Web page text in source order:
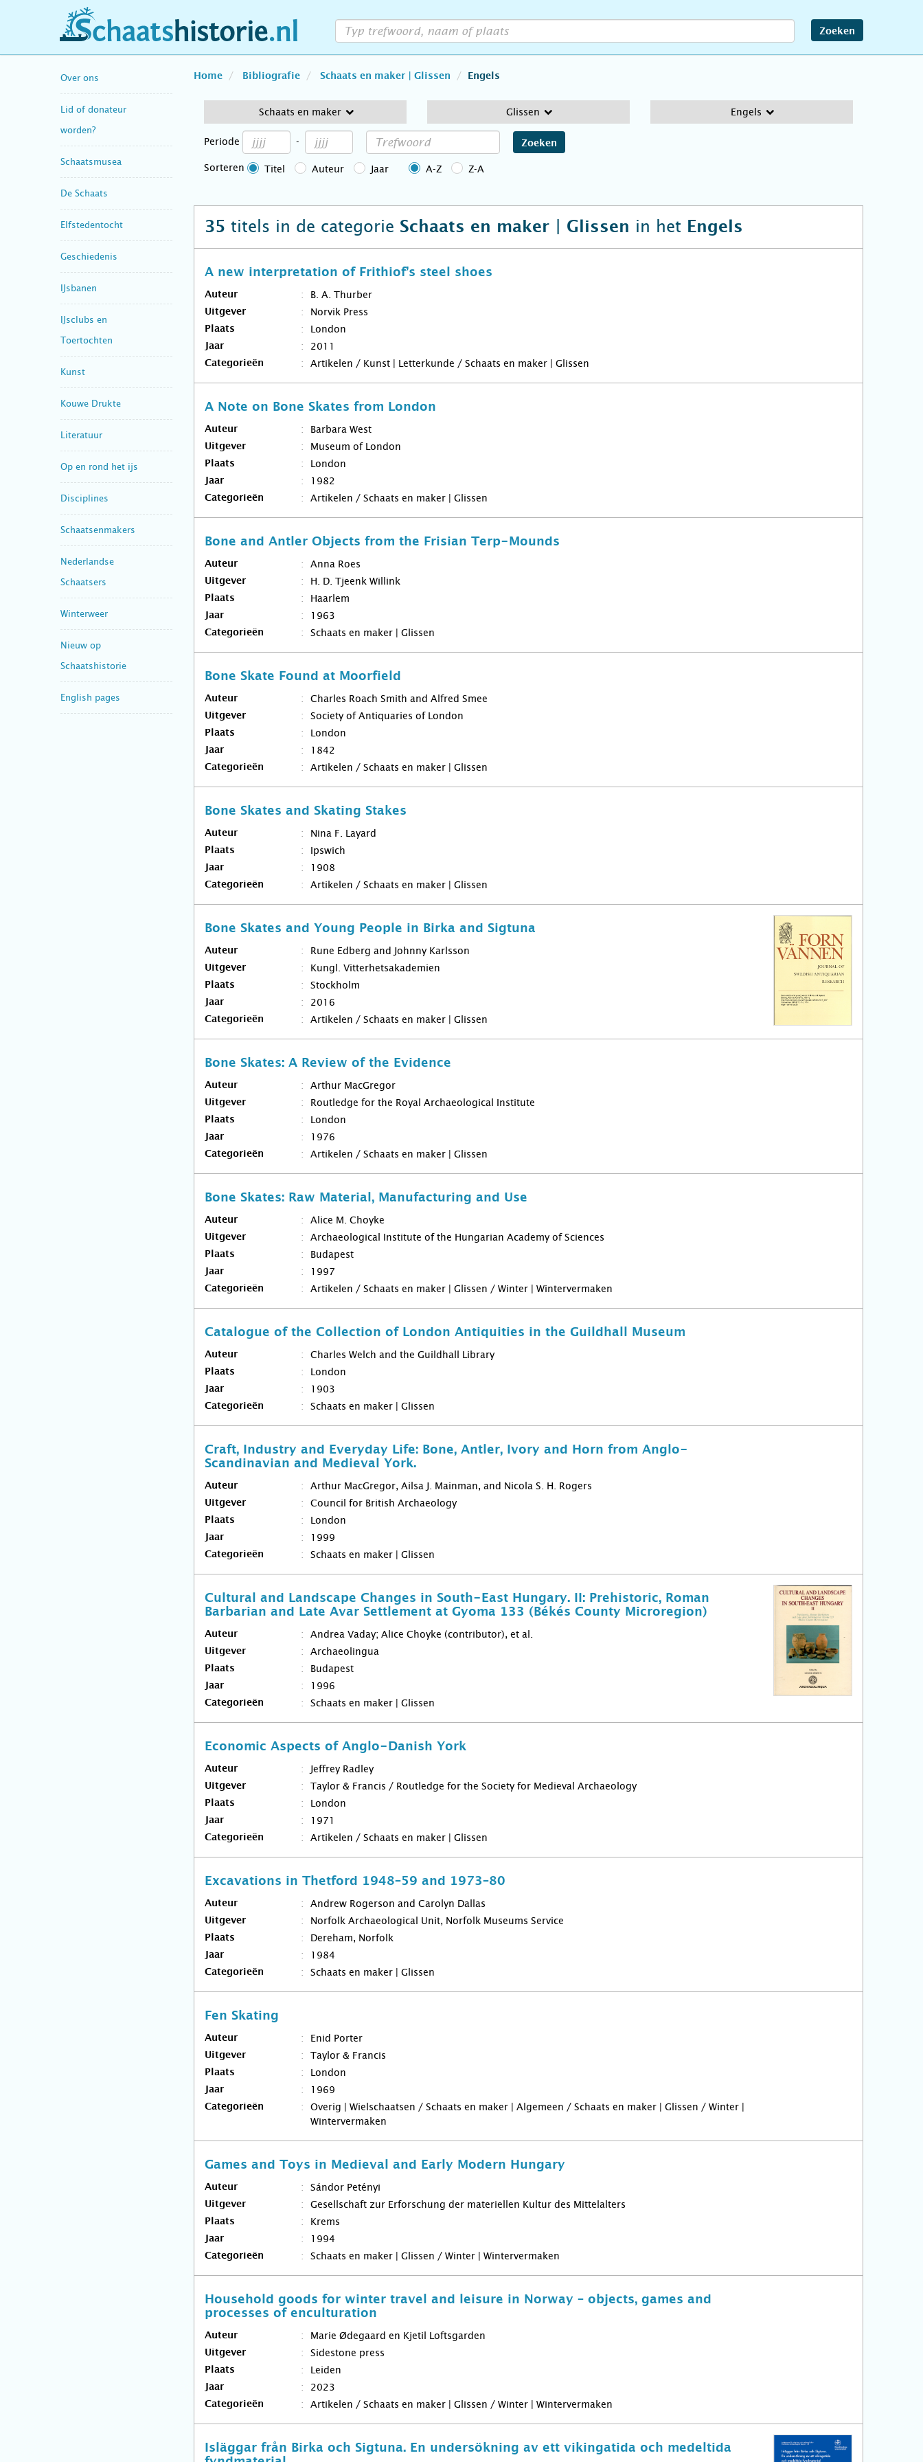
schaatshistorie.nl Zoeken
Over ons
Lid of donateur
worden?
Schaatsmusea
De Schaats
Elfstedentocht
Geschiedenis
IJsbanen
IJsclubs en
Toertochten
Kunst
Kouwe Drukte
Literatuur
Op en rond het ijs
Disciplines
Schaatsenmakers
Nederlandse
Schaatsers
Winterweer
Nieuw op
Schaatshistorie
English pages
Home Bibliografie Schaats en maker | Glissen Engels
Schaats en maker Glissen Engels
Periode - Zoeken
Sorteren Titel Auteur Jaar A-Z Z-A
35 titels in de categorie Schaats en maker | Glissen in het Engels
A new interpretation of Frithiof’s steel shoes
Auteur B. A. Thurber
Uitgever Norvik Press
Plaats London
Jaar 2011
Categorieën Artikelen / Kunst | Letterkunde / Schaats en maker | Glissen
A Note on Bone Skates from London
Auteur Barbara West
Uitgever Museum of London
Plaats London
Jaar 1982
Categorieën Artikelen / Schaats en maker | Glissen
Bone and Antler Objects from the Frisian Terp-Mounds
Auteur Anna Roes
Uitgever H. D. Tjeenk Willink
Plaats Haarlem
Jaar 1963
Categorieën Schaats en maker | Glissen
Bone Skate Found at Moorfield
Auteur Charles Roach Smith and Alfred Smee
Uitgever Society of Antiquaries of London
Plaats London
Jaar 1842
Categorieën Artikelen / Schaats en maker | Glissen
Bone Skates and Skating Stakes
Auteur Nina F. Layard
Plaats Ipswich
Jaar 1908
Categorieën Artikelen / Schaats en maker | Glissen
Bone Skates and Young People in Birka and Sigtuna
Auteur Rune Edberg and Johnny Karlsson
Uitgever Kungl. Vitterhetsakademien
Plaats Stockholm
Jaar 2016
Categorieën Artikelen / Schaats en maker | Glissen
Bone Skates: A Review of the Evidence
Auteur Arthur MacGregor
Uitgever Routledge for the Royal Archaeological Institute
Plaats London
Jaar 1976
Categorieën Artikelen / Schaats en maker | Glissen
Bone Skates: Raw Material, Manufacturing and Use
Auteur Alice M. Choyke
Uitgever Archaeological Institute of the Hungarian Academy of Sciences
Plaats Budapest
Jaar 1997
Categorieën Artikelen / Schaats en maker | Glissen / Winter | Wintervermaken
Catalogue of the Collection of London Antiquities in the Guildhall Museum
Auteur Charles Welch and the Guildhall Library
Plaats London
Jaar 1903
Categorieën Schaats en maker | Glissen
Craft, Industry and Everyday Life: Bone, Antler, Ivory and Horn from Anglo-
Scandinavian and Medieval York.
Auteur Arthur MacGregor, Ailsa J. Mainman, and Nicola S. H. Rogers
Uitgever Council for British Archaeology
Plaats London
Jaar 1999
Categorieën Schaats en maker | Glissen
Cultural and Landscape Changes in South-East Hungary. II: Prehistoric, Roman
Barbarian and Late Avar Settlement at Gyoma 133 (Békés County Microregion)
Auteur Andrea Vaday; Alice Choyke (contributor), et al.
Uitgever Archaeolingua
Plaats Budapest
Jaar 1996
Categorieën Schaats en maker | Glissen
Economic Aspects of Anglo-Danish York
Auteur Jeffrey Radley
Uitgever Taylor & Francis / Routledge for the Society for Medieval Archaeology
Plaats London
Jaar 1971
Categorieën Artikelen / Schaats en maker | Glissen
Excavations in Thetford 1948–59 and 1973–80
Auteur Andrew Rogerson and Carolyn Dallas
Uitgever Norfolk Archaeological Unit, Norfolk Museums Service
Plaats Dereham, Norfolk
Jaar 1984
Categorieën Schaats en maker | Glissen
Fen Skating
Auteur Enid Porter
Uitgever Taylor & Francis
Plaats London
Jaar 1969
Categorieën
Overig | Wielschaatsen / Schaats en maker | Algemeen / Schaats en maker | Glissen / Winter |
Wintervermaken
Games and Toys in Medieval and Early Modern Hungary
Auteur Sándor Petényi
Uitgever Gesellschaft zur Erforschung der materiellen Kultur des Mittelalters
Plaats Krems
Jaar 1994
Categorieën Schaats en maker | Glissen / Winter | Wintervermaken
Household goods for winter travel and leisure in Norway – objects, games and
processes of enculturation
Auteur Marie Ødegaard en Kjetil Loftsgarden
Uitgever Sidestone press
Plaats Leiden
Jaar 2023
Categorieën Artikelen / Schaats en maker | Glissen / Winter | Wintervermaken
Isläggar från Birka och Sigtuna. En undersökning av ett vikingatida och medeltida